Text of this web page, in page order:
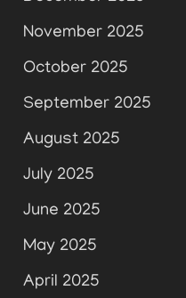
November 2025
October 2025
September 2025
August 2025
July 2025
June 2025
May 2025
April 2025